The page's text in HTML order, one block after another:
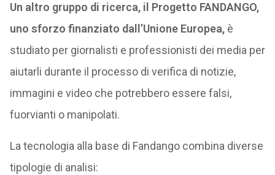
Un altro gruppo di ricerca, il Progetto FANDANGO,
uno sforzo finanziato dall’Unione Europea,è
studiato per giornalisti e professionisti dei media per
aiutarli durante il processo di verifica di notizie,
immagini e video che potrebbero essere falsi,
fuorvianti o manipolati.
La tecnologia alla base di Fandango combina diverse
tipologie di analisi: